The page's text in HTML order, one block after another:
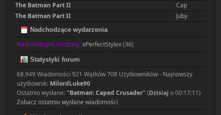
The Batman Part II
Cap
The Batman Part II
Juby
Nadchodzące wydarzenia
Nadchodzące urodziny:xPerfectStylex (36)
Statystyki forum
68,949 Wiadomości 921 Wątków 708 Użytkowników - Najnowszy
użytkownik: MilordLuke90
Ostatnio wysłane: "Batman: Caped Crusader" (Dzisiaj o 00:17:11)
Zobacz ostatnio wysłane wiadomości